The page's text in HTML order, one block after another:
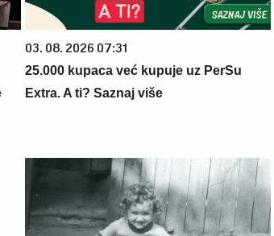
03. 08. 2026 07:31
25.000 kupaca već kupuje uz PerSu
Extra. A ti? Saznaj više